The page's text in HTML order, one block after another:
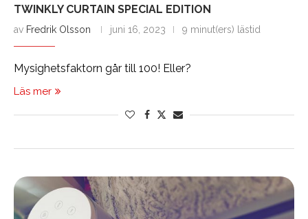
TWINKLY CURTAIN SPECIAL EDITION
av Fredrik Olsson juni 16, 2023 9 minut(ers) lästid
Mysighetsfaktorn går till 100! Eller?
Läs mer